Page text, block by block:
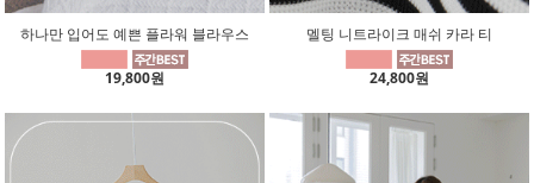
하나만 입어도 예쁜 플라워 블라우스
19,800원
멜팅 니트라이크 매쉬 카라 티
24,800원